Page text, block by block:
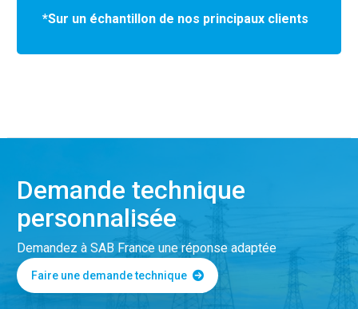
*Sur un échantillon de nos principaux clients
Demande technique
personnalisée
Demandez à SAB France une réponse adaptée
Faire une demande technique